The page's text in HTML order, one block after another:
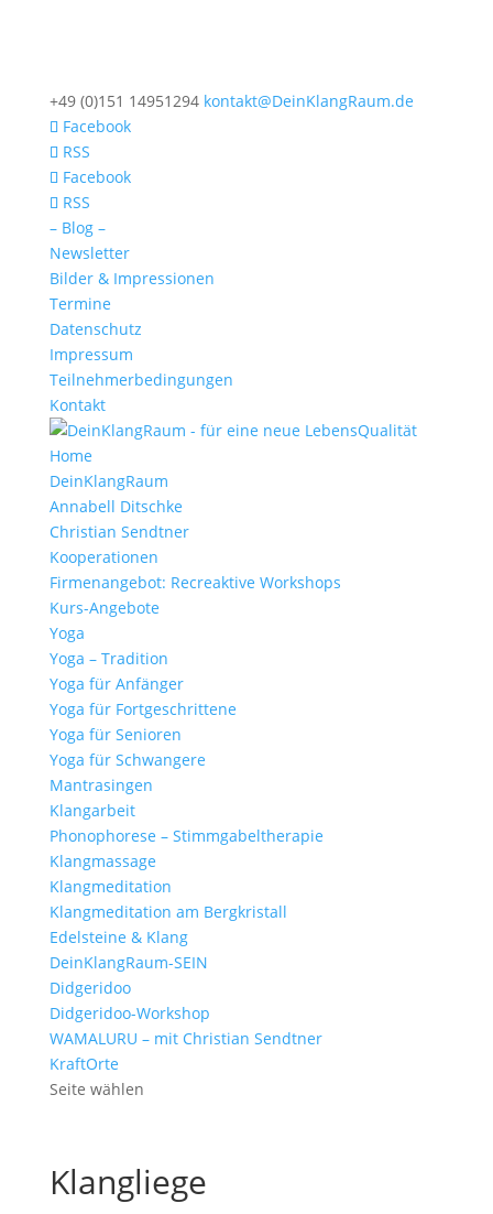
+49 (0)151 14951294 kontakt@DeinKlangRaum.de
Facebook
RSS
Facebook
RSS
– Blog –
Newsletter
Bilder & Impressionen
Termine
Datenschutz
Impressum
Teilnehmerbedingungen
Kontakt
Home
DeinKlangRaum
Annabell Ditschke
Christian Sendtner
Kooperationen
Firmenangebot: Recreaktive Workshops
Kurs-Angebote
Yoga
Yoga – Tradition
Yoga für Anfänger
Yoga für Fortgeschrittene
Yoga für Senioren
Yoga für Schwangere
Mantrasingen
Klangarbeit
Phonophorese – Stimmgabeltherapie
Klangmassage
Klangmeditation
Klangmeditation am Bergkristall
Edelsteine & Klang
DeinKlangRaum-SEIN
Didgeridoo
Didgeridoo-Workshop
WAMALURU – mit Christian Sendtner
KraftOrte
Seite wählen
Klangliege